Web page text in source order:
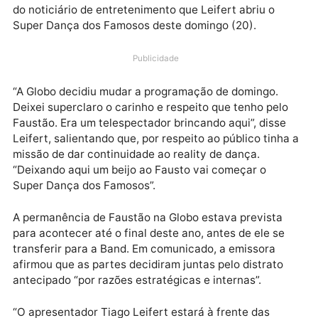
mas também Faustão, Tiago Leifert e o elenco e
produção envolvidos no Domingão do Faustão, ao
dominical. E foi comentando a notícia que tomou
Super Dança dos Famosos deste domingo (20).
Publicidade
“A Globo decidiu mudar a programação de domingo.
Deixei superclaro o carinho e respeito que tenho
Leifert, salientando que, por respeito ao público
missão de dar continuidade ao reality de dança.
“Deixando aqui um beijo ao Fausto vai começar o
Super Dança dos Famosos”.
A permanência de Faustão na Globo estava prevista